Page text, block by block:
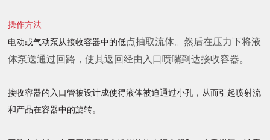
操作方法
电动或气动泵从接收容器中的低点抽取流体。然后在压力下将液
体泵送通过回路，使其返回经由入口喷嘴到达接收容器。
接收容器的入口管被设计成使得液体被迫通过小孔，从而引起喷射流
和产品在容器中的旋转。